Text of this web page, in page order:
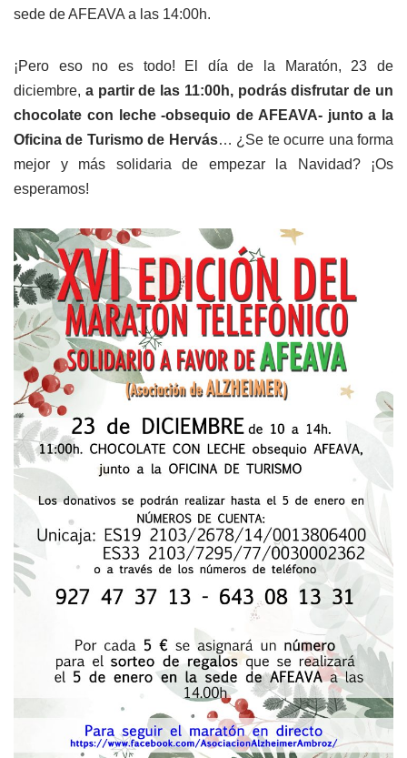
sede de AFEAVA a las 14:00h.
¡Pero eso no es todo! El día de la Maratón, 23 de
diciembre, a partir de las 11:00h, podrás disfrutar de un
chocolate con leche -obsequio de AFEAVA- junto a la
Oficina de Turismo de Hervás… ¿Se te ocurre una forma
mejor y más solidaria de empezar la Navidad? ¡Os
esperamos!